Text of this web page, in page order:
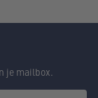
mailbox.